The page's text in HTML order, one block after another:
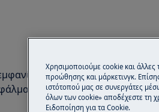
τον κωδικό σφάλματος
προκαλείται από νερό
Χρησιμοποιούμε cookie και άλλες
προώθησης και μάρκετινγκ.
ιστότοπού μας σε συνεργάτες
όλων των cookie» αποδέχεστε τη
Ειδοποίηση για τα Cookie.